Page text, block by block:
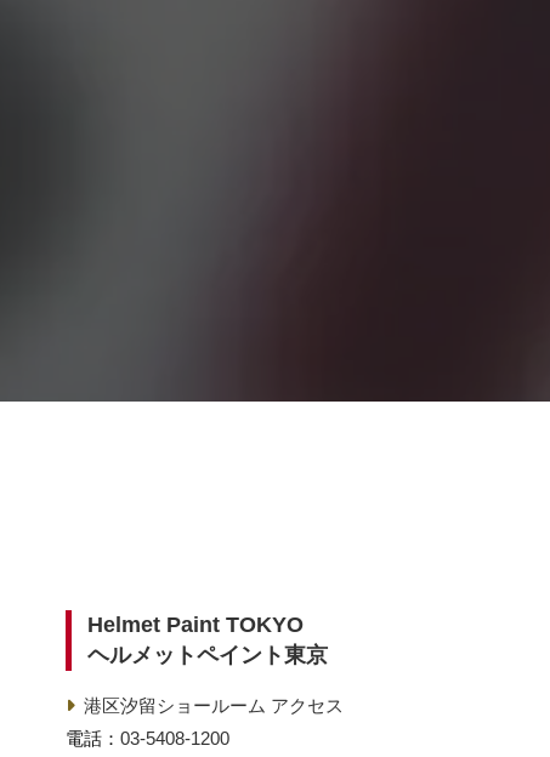
Helmet Paint TOKYO
ヘルメットペイント東京
港区汐留ショールーム アクセス
電話： 03-5408-1200